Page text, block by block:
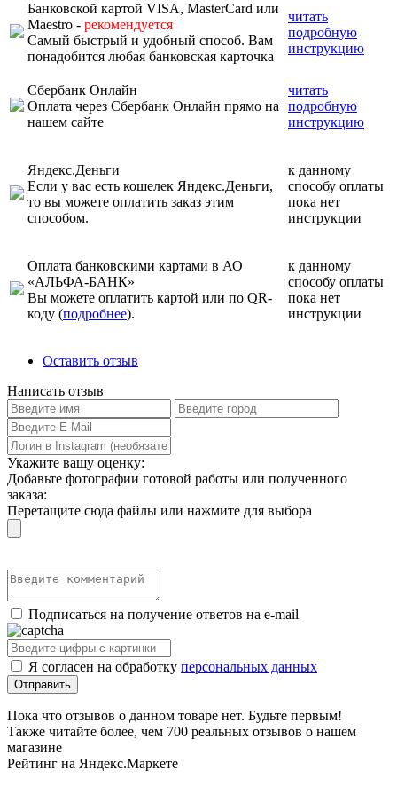
Банковской картой VISA, MasterCard или
Maestro - рекомендуется
Самый быстрый и удобный способ. Вам
понадобится любая банковская карточка
читать
подробную
инструкцию
Сбербанк Онлайн
Оплата через Сбербанк Онлайн прямо на
нашем сайте
читать
подробную
инструкцию
Яндекс.Деньги
Если у вас есть кошелек Яндекс.Деньги,
то вы можете оплатить заказ этим
способом.
к данному
способу оплаты
пока нет
инструкции
Оплата банковскими картами в АО
«АЛЬФА-БАНК»
Вы можете оплатить картой или по QR-
коду (подробнее).
к данному
способу оплаты
пока нет
инструкции
Оставить отзыв
Написать отзыв
Укажите вашу оценку:
Добавьте фотографии готовой работы или полученного
заказа:
Перетащите сюда файлы или нажмите для выбора
Подписаться на получение ответов на e-mail
Я согласен на обработку персональных данных
Пока что отзывов о данном товаре нет. Будьте первым!
Также читайте более, чем 700 реальных отзывов о нашем
магазине
Рейтинг на Яндекс.Маркете